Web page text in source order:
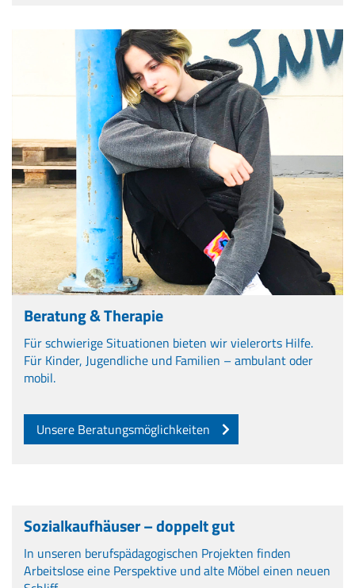
Beratung & Therapie
Für schwierige Situationen bieten wir vielerorts Hilfe.
Für Kinder, Jugendliche und Familien – ambulant oder
mobil.
Unsere Beratungsmöglichkeiten
Sozialkaufhäuser – doppelt gut
In unseren berufspädagogischen Projekten finden
Arbeitslose eine Perspektive und alte Möbel einen neuen